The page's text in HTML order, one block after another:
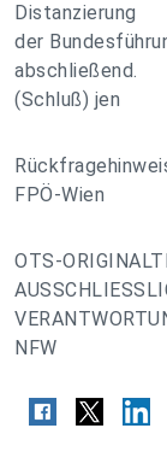
Distanzierung
der
abschließend.
(Schluß) jen
FPÖ-Wien
OTS-
NFW